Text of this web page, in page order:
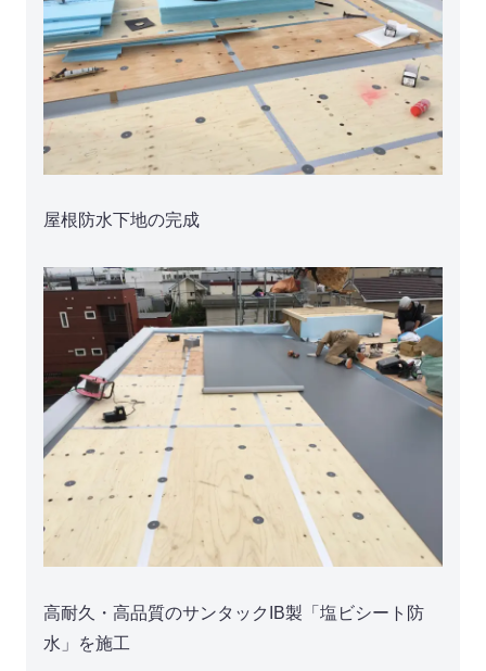
屋根防水下地の完成
高耐久・高品質のサンタックIB製「塩ビシート防
水」を施工